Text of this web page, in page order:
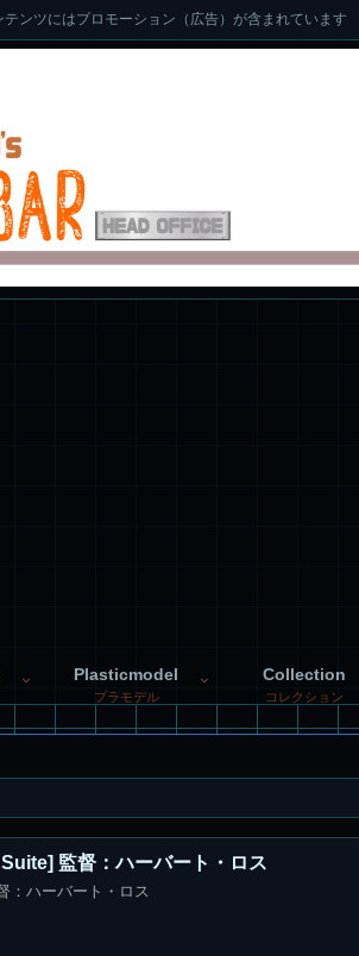
テンツにはプロモーション（広告）が含まれています
Plasticmodel
プラモデル
Collection
コレクション
監督：ハーバート・ロス
：ハーバート・ロス